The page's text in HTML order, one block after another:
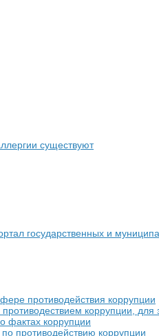
существуют
государственных и
противодействия коррупции
коррупции, для
фактах коррупции
противодействию коррупции